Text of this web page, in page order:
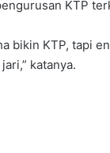
KTP
bikin KTP, tapi
katanya.